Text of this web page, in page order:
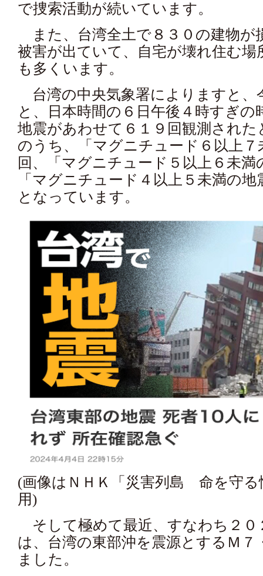
で捜索活動が続いています。
また、台湾全土で８３０の建物が
被害が出ていて、自宅が壊れ住む
も多くいます。
台湾の中央気象署によりますと、
と、日本時間の６日午後４時すぎの
地震があわせて６１９回観測され
のうち、「マグニチュード６以上７
回、「マグニチュード５以上６未満
「マグニチュード４以上５未満の
となっています。
(画像はＮＨＫ「災害列島 命を守る
用)
そして極めて最近、すなわち２０
は、台湾の東部沖を震源とするＭ７
ました。